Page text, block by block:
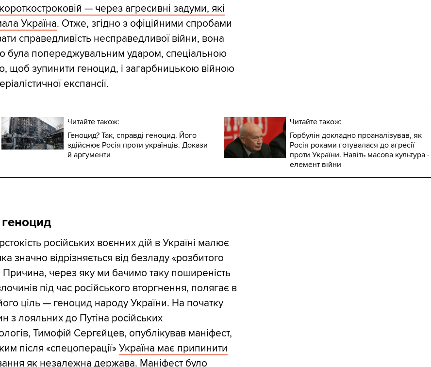
— через агресивні задуми, які
Україна. Отже, згідно з офіційними спробами
справедливість несправедливої війни, вона
була попереджувальним ударом, спеціальною
щоб зупинити геноцид, і загарбницькою війною
експансії.
Читайте також:
Геноцид? Так, справді геноцид. Його
здійснює Росія проти українців. Докази
й аргументи
Читайте також:
Горбулін докладно проаналізував, як
Росія роками готувалася до агресії
проти України. Навіть масова культура -
елемент війни
російських воєнних дій в Україні малює
значно відрізняється від безладу «розбитого
Причина, через яку ми бачимо таку поширеність
під час російського вторгнення, полягає в
ціль — геноцид народу України. На початку
з лояльних до Путіна російських
Тимофій Сергєйцев, опублікував маніфест,
після «спецоперації»Україна має припинити
як незалежна держава. Маніфест було